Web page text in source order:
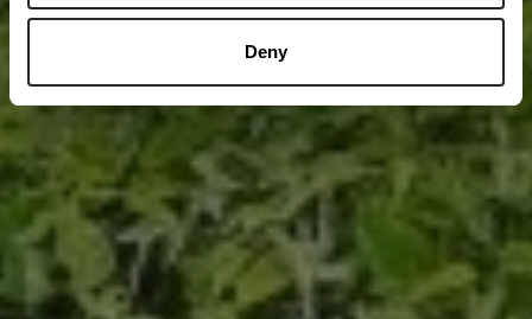
Deny